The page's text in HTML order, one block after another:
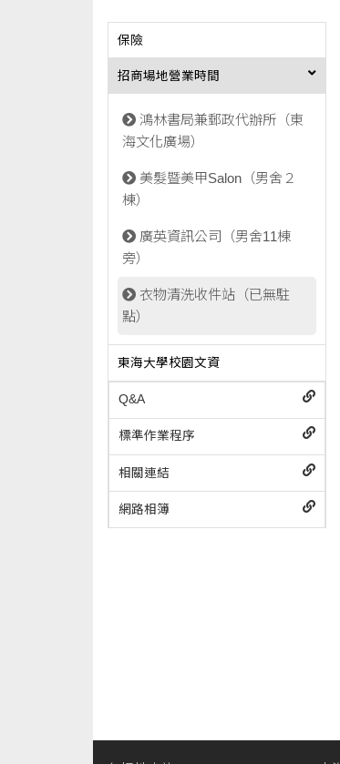
保險
招商場地營業時間
鴻林書局兼郵政代辦所（東
海文化廣場）
美髮暨美甲Salon（男舍２
棟）
廣英資訊公司（男舍11棟
旁）
衣物清洗收件站（已無駐
點）
東海大學校園文資
Q&A
標準作業程序
相關連結
網路相簿